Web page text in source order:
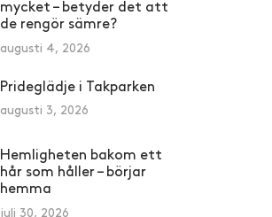
mycket – betyder det att
de rengör sämre?
augusti 4, 2026
Prideglädje i Takparken
augusti 3, 2026
Hemligheten bakom ett
hår som håller – börjar
hemma
juli 30, 2026